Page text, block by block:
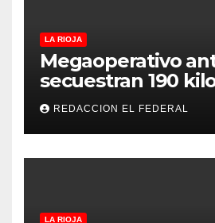
LA RIOJA
Megaoperativo
secuestran 190
marihuana que
destino La Rioja y
REDACCION EL FEDERAL
LA RIOJA